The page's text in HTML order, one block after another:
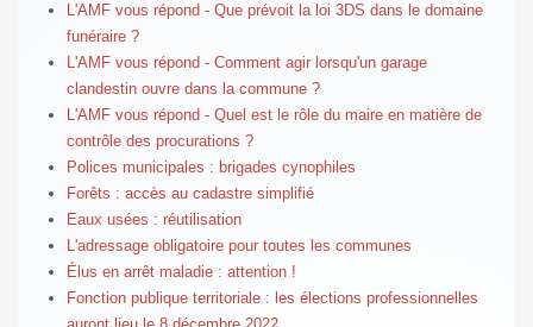
L'AMF vous répond - Que prévoit la loi 3DS dans le domaine
funéraire ?
L'AMF vous répond - Comment agir lorsqu'un garage
clandestin ouvre dans la commune ?
L'AMF vous répond - Quel est le rôle du maire en matière de
contrôle des procurations ?
Polices municipales : brigades cynophiles
Forêts : accès au cadastre simplifié
Eaux usées : réutilisation
L'adressage obligatoire pour toutes les communes
Élus en arrêt maladie : attention !
Fonction publique territoriale : les élections professionnelles